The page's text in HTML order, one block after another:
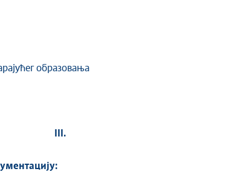
образовања
III.